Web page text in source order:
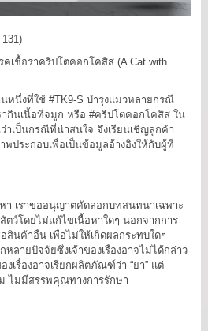
131)
คเชื้อราคริปโตคอกโคสิส(A Cat with
หนึ่งที่ใช้ #TK9-S บำรุงแมวหลายกรณี
ากินเนื้อที่จมูก หรือ #คริปโตคอกโคสิสใน
าเป็นกรณีที่น่าสนใจ จึงเรียนเชิญลูกค้า
ประกอบเพื่อเป็นข้อมูลอ้างอิงให้กับผู้ที่
า เราขออนุญาตคัดลอกบทสนทนาเฉพาะ
ตว์โดยไม่แก้ไขเนื้อหาใดๆ นอกจากการ
นค้าอื่น เพื่อไม่ให้เกิดผลกระทบใดๆ
ลายปัจจัยซึ่งเจ้าของเรื่องอาจไม่ได้กล่าว
เรื่องอาจเรียกผลิตภัณฑ์ว่า “ยา” แต่
ไม่มีสรรพคุณทางการรักษา